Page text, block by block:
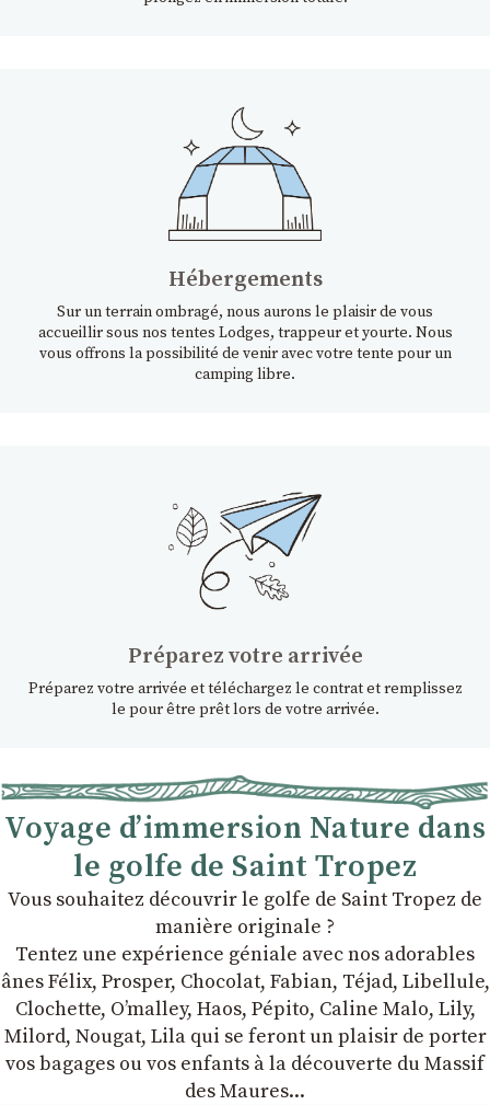
Hébergements
Sur un terrain ombragé, nous aurons le plaisir de vous
accueillir sous nos tentes Lodges, trappeur et yourte. Nous
vous offrons la possibilité de venir avec votre tente pour un
camping libre.
Préparez votre arrivée
Préparez votre arrivée et téléchargez le contrat et remplissez
le pour être prêt lors de votre arrivée.
Voyage d’immersion Nature dans
le golfe de Saint Tropez
Vous souhaitez découvrir le golfe de Saint Tropez de
manière originale ?
Tentez une expérience géniale avec nos adorables
ânes Félix, Prosper, Chocolat, Fabian, Téjad, Libellule,
Clochette, Oʼmalley, Haos, Pépito, Caline Malo, Lily,
Milord, Nougat, Lila qui se feront un plaisir de porter
vos bagages ou vos enfants à la découverte du Massif
des Maures...